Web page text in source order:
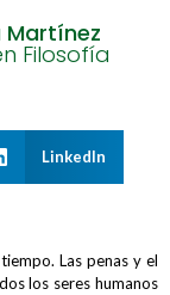
Martínez
Filosofía
LinkedIn
Las penas y el
los seres humanos